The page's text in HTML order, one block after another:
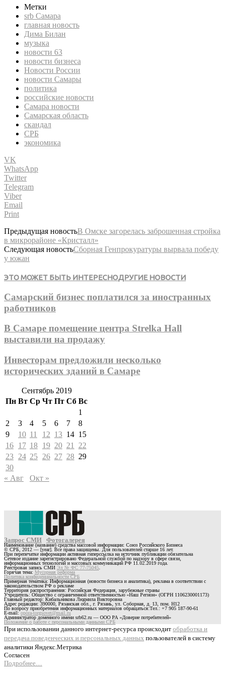
Метки
srb Самара
главная новость
Дима Билан
музыка
новости 63
новости бизнеса
Новости России
новости Самары
политика
российские новости
Самара новости
Самарская область
скандал
СРБ
экономика
VK
WhatsApp
Twitter
Telegram
Viber
Email
Print
Предыдущая новостьВ Омске загорелась заброшенная стройка
в микрорайоне «Кристалл»
Следующая новостьСборная Генпрокуратуры вырвала победу
у южан
ЭТО МОЖЕТ БЫТЬ ИНТЕРЕСНОДРУГИЕ НОВОСТИ
Самарский бизнес поплатился за иностранных
работников
В Самаре помещение центра Strelka Hall
выставили на продажу
Инвесторам предложили несколько
исторических зданий в Самаре
Сентябрь 2019
Пн Вт Ср Чт Пт Сб Вс
1
2
3 4 5 6 7
8
9
10 11 12 13 14 15
16 17 18 19 20 21
22
23 24 25 26 27 28 29
30
« Авг
Окт »
Запрос СМИ Фотогалерея
Наименование (название) средства массовой информации: Союз Российского Бизнеса
© СРБ, 2012 — [year]. Все права защищены. Для пользователей старше 16 лет.
При перепечатке информации активная гиперссылка на источник публикации обязательна
Сетевое издание зарегистрировано Федеральной службой по надзору в сфере связи,
информационных технологий и массовых коммуникаций РФ 11.02.2019 года.
Реестровая запись СМИ Эл № ФС 77-75045
Горячая тема: Мусорная реформа
Политика конфиденциальности СРБ
Примерная тематика: Информационная (новости бизнеса и аналитика), реклама в соответствии с
законодательством РФ о рекламе
Территория распространения: Российская Федерация, зарубежные страны
Учредитель: Общество с ограниченной ответственностью «Наш Регион» (ОГРН 1106230001173)
Главный редактор: Кибальникова Людмила Викторовна
Адрес редакции: 390000, Рязанская обл., г. Рязань, ул. Соборная, д. 13, пом. Н12
По вопросу приобретения информационных материалов обращаться:Тел.: +7 905 187-90-61
E-mail:opora-torgsovet@mail.ru
Администратор доменного имени srb62.ru — ООО РА «Доверие потребителей»
Положение о работе с персональными данными СРБ
При использовании данного интернет-ресурса происходит обработка и
передача поведенческих и персональных данных пользователей в систему
аналитики Яндекс.Метрика
Согласен
Подробнее…